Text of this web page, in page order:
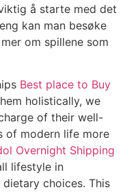
å starte med det
kan man besøke
om spillene som
Best place to Buy
holistically, we
of their well-
of modern life more
Overnight Shipping
lifestyle in
choices. This